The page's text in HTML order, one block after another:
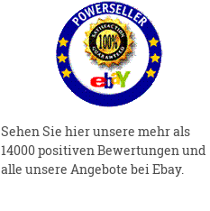
Sehen Sie hier unsere mehr als
14000 positiven Bewertungen und
alle unsere Angebote bei Ebay.